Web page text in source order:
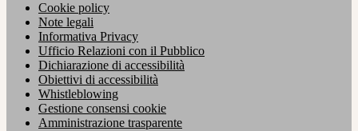
Cookie policy
Note legali
Informativa Privacy
Ufficio Relazioni con il Pubblico
Dichiarazione di accessibilità
Obiettivi di accessibilità
Whistleblowing
Gestione consensi cookie
Amministrazione trasparente